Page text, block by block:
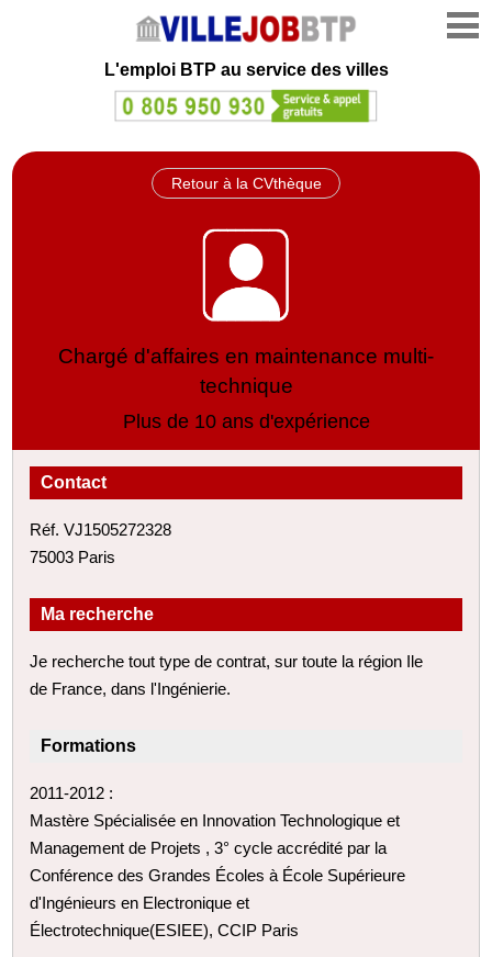
L'emploi BTP au service des villes
Retour à la CVthèque
Chargé d'affaires en maintenance multi-
technique
Plus de 10 ans d'expérience
Contact
Réf. VJ1505272328
75003 Paris
Ma recherche
Je recherche tout type de contrat, sur toute la région Ile
de France, dans l'Ingénierie.
Formations
2011-2012 :
Mastère Spécialisée en Innovation Technologique et
Management de Projets , 3° cycle accrédité par la
Conférence des Grandes Écoles à École Supérieure
d'Ingénieurs en Electronique et
Électrotechnique(ESIEE), CCIP Paris